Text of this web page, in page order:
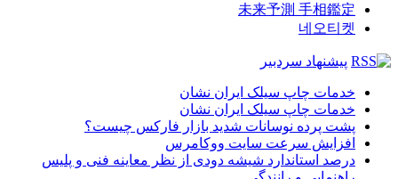
未来予測 手相鑑定
네오티켓
پیشنهاد سردبیر
خدمات چاپ سیلک ایران نشان
خدمات چاپ سیلک ایران نشان
پشت پرده نوسانات شدید بازار فارکس چیست؟
افزایش سرعت سایت ووکامرس
درصد استاندارد شیشه دودی از نظر معاینه فنی و پلیس